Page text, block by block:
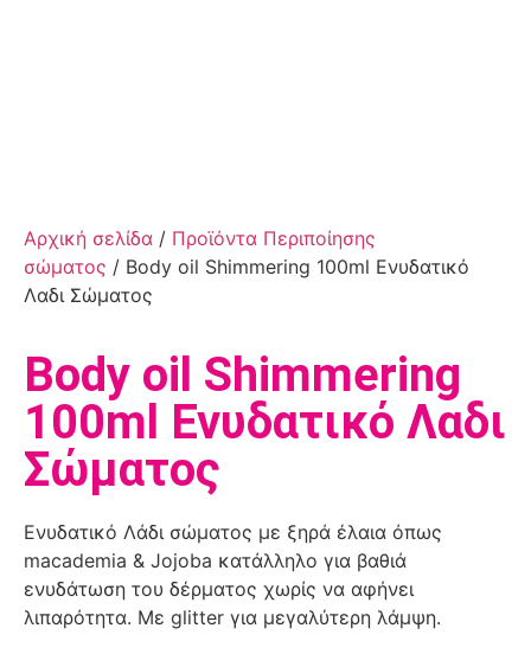
Αρχική σελίδα / Προϊόντα Περιποίησης
σώματος / Body oil Shimmering 100ml Ενυδατικό
Λαδι Σώματος
Body oil Shimmering
100ml Ενυδατικό Λαδι
Σώματος
Ενυδατικό Λάδι σώματος με ξηρά έλαια όπως
macademia & Jojoba κατάλληλο για βαθιά
ενυδάτωση του δέρματος χωρίς να αφήνει
λιπαρότητα. Με glitter για μεγαλύτερη λάμψη.